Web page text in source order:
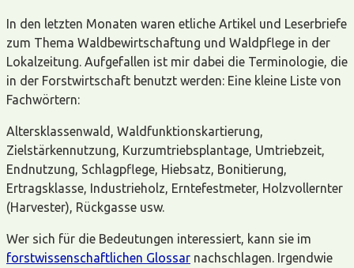
In den letzten Monaten waren etliche Artikel und Leserbriefe
zum Thema Waldbewirtschaftung und Waldpflege in der
Lokalzeitung. Aufgefallen ist mir dabei die Terminologie, die
in der Forstwirtschaft benutzt werden: Eine kleine Liste von
Fachwörtern:
Altersklassenwald, Waldfunktionskartierung,
Zielstärkennutzung, Kurzumtriebsplantage, Umtriebzeit,
Endnutzung, Schlagpflege, Hiebsatz, Bonitierung,
Ertragsklasse, Industrieholz, Erntefestmeter, Holzvollernter
(Harvester), Rückgasse usw.
Wer sich für die Bedeutungen interessiert, kann sie im
forstwissenschaftlichen Glossar nachschlagen. Irgendwie